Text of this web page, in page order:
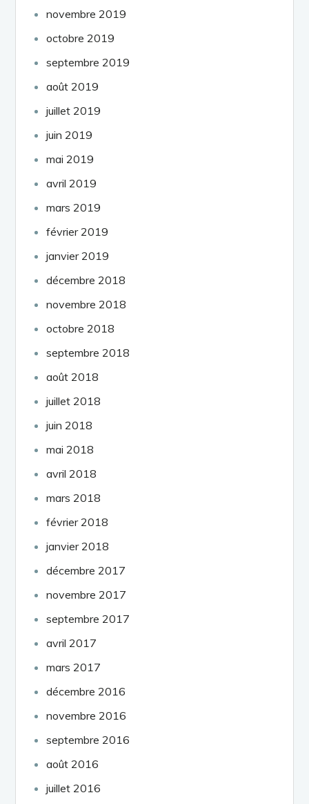
novembre 2019
octobre 2019
septembre 2019
août 2019
juillet 2019
juin 2019
mai 2019
avril 2019
mars 2019
février 2019
janvier 2019
décembre 2018
novembre 2018
octobre 2018
septembre 2018
août 2018
juillet 2018
juin 2018
mai 2018
avril 2018
mars 2018
février 2018
janvier 2018
décembre 2017
novembre 2017
septembre 2017
avril 2017
mars 2017
décembre 2016
novembre 2016
septembre 2016
août 2016
juillet 2016